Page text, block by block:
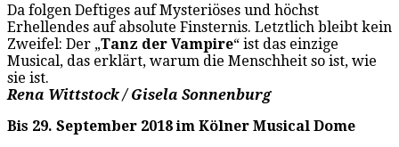
Da folgen Deftiges auf Mysteriöses und höchst
Erhellendes auf absolute Finsternis. Letztlich bleibt kein
Zweifel: Der „Tanz der Vampire“ ist das einzige
Musical, das erklärt, warum die Menschheit so ist, wie
sie ist.
Rena Wittstock / Gisela Sonnenburg
Bis 29. September 2018 im Kölner Musical Dome